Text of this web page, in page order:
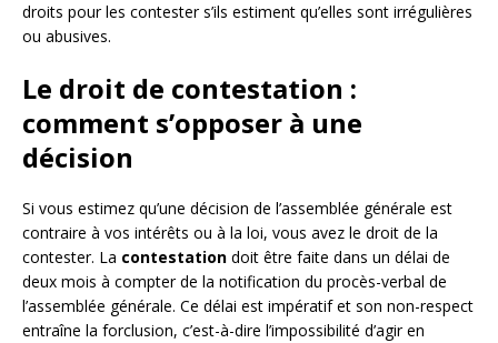
droits pour les contester s’ils estiment qu’elles sont irrégulières
ou abusives.
Le droit de contestation :
comment s’opposer à une
décision
Si vous estimez qu’une décision de l’assemblée générale est
contraire à vos intérêts ou à la loi, vous avez le droit de la
contester. La contestation doit être faite dans un délai de
deux mois à compter de la notification du procès-verbal de
l’assemblée générale. Ce délai est impératif et son non-respect
entraîne la forclusion, c’est-à-dire l’impossibilité d’agir en